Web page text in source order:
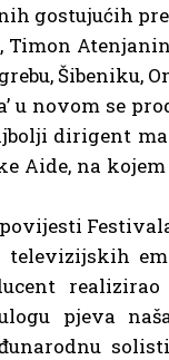
gostujućih
Šibeniku,
u novom se
dirigent
na kojem
pjeva